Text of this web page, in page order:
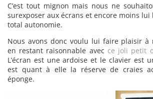
C’est tout mignon mais nous ne
surexposer aux écrans et encore moins lui
total autonomie.
Nous avons donc voulu lui faire plaisir à
en restant raisonnable avec ce joli petit
L’écran est une ardoise et le clavier est
est quant à elle la réserve de craies
éponge.